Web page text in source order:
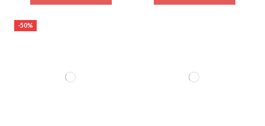
-50%